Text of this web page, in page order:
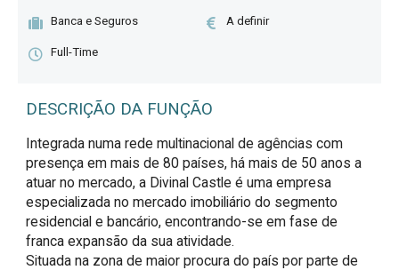
Banca e Seguros A definir
Full-Time
DESCRIÇÃO DA FUNÇÃO
Integrada numa rede multinacional de agências com
presença em mais de 80 países, há mais de 50 anos a
atuar no mercado, a Divinal Castle é uma empresa
especializada no mercado imobiliário do segmento
residencial e bancário, encontrando-se em fase de
franca expansão da sua atividade.
Situada na zona de maior procura do país por parte de